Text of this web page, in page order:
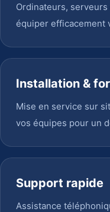
Ordinateurs,
équiper efficacement
Installation &
Mise en service sur
vos équipes pour un
Support rapide
Assistance